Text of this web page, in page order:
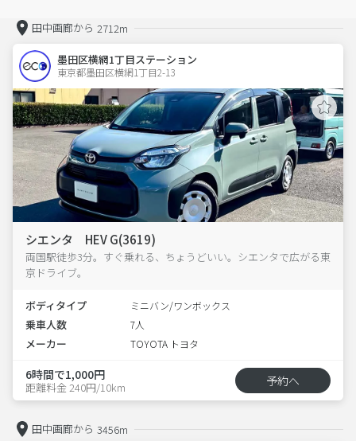
田中画廊から 2712m
墨田区横網1丁目ステーション
東京都墨田区横網1丁目2-13
シエンタ HEV G(3619)
両国駅徒歩3分。すぐ乗れる、ちょうどいい。シエンタで広がる東
京ドライブ。
ボディタイプ ミニバン/ワンボックス
乗車人数 7人
メーカー TOYOTA トヨタ
6時間で1,000円
距離料金 240円/10km 予約へ
田中画廊から 3456m